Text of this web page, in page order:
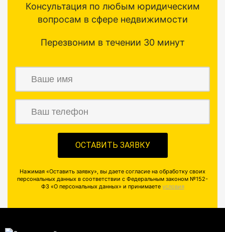
Консультация по любым юридическим
вопросам в сфере недвижимости
Перезвоним в течении 30 минут
Нажимая «Оставить заявку», вы даете согласие на обработку своих
персональных данных в соответствии с Федеральным законом №152-
ФЗ «О персональных данных» и принимаете условия